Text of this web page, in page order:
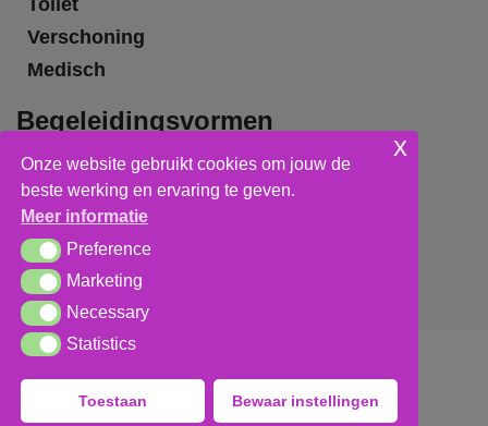
Toilet
Verschoning
Medisch
Begeleidingsvormen
Grote groepsbegeleiding
Kleine groepsbegeleiding
Individuele begeleiding
cookieverklaring
Onze website gebruikt cookies om jouw de
beste werking en ervaring te geven.
Meer informatie
PreferencePreference
MarketingMarketing
NecessaryNecessary
StatisticsStatistics
Toestaan Bewaar instellingen
x